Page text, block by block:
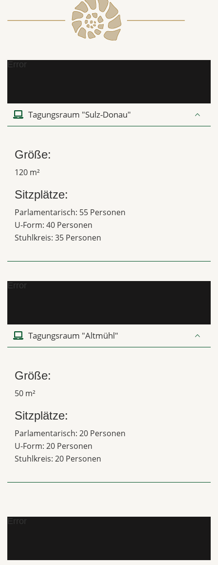
Error
Tagungsraum "Sulz-Donau"
Größe:
120 m²
Sitzplätze:
Parlamentarisch: 55 Personen
U-Form: 40 Personen
Stuhlkreis: 35 Personen
Error
Tagungsraum "Altmühl"
Größe:
50 m²
Sitzplätze:
Parlamentarisch: 20 Personen
U-Form: 20 Personen
Stuhlkreis: 20 Personen
Error